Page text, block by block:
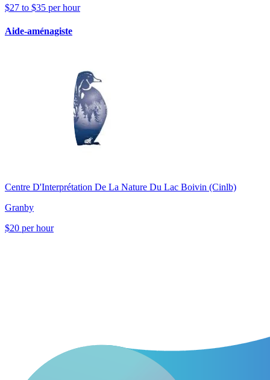
$27 to $35 per hour
Aide-aménagiste
Centre D'Interprétation De La Nature Du Lac Boivin (Cinlb)
Granby
$20 per hour